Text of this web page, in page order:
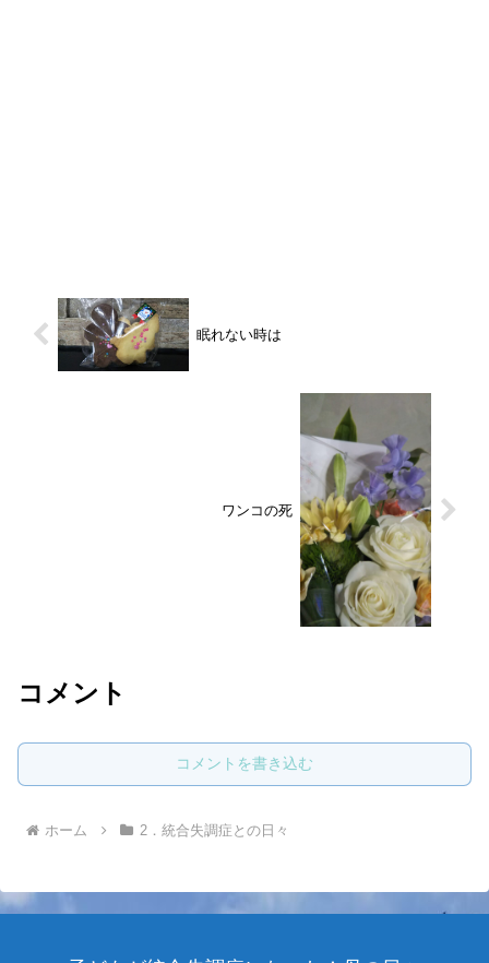
眠れない時は
ワンコの死
コメント
コメントを書き込む
ホーム 2．統合失調症との日々